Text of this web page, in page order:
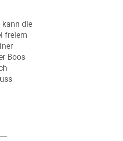
kann die
freiem
Boos